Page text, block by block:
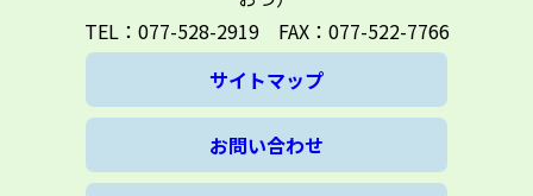
TEL：077-528-2919 FAX：077-522-7766
サイトマップ
お問い合わせ